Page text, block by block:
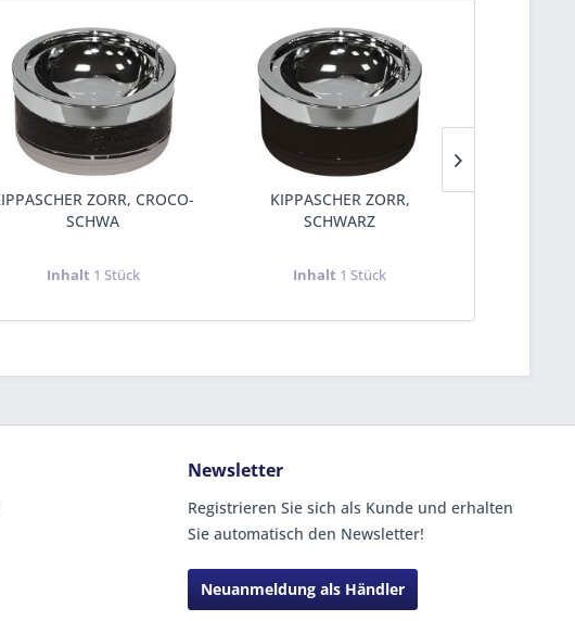
ZORR, CROCO-
SCHWA
Inhalt 1 Stück
KIPPASCHER ZORR,
SCHWARZ
Inhalt 1 Stück
Newsletter
Registrieren Sie sich als Kunde und erhalten
Sie automatisch den Newsletter!
Neuanmeldung als Händler